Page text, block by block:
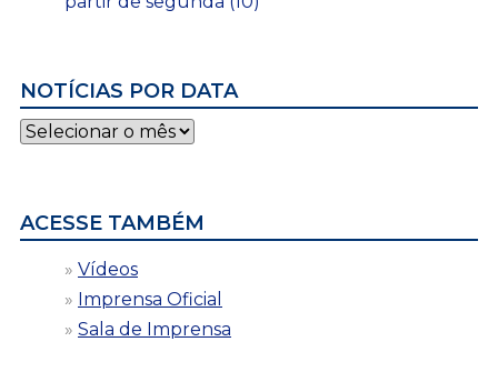
NOTÍCIAS POR DATA
Notícias
por
ACESSE TAMBÉM
Vídeos
Imprensa Oficial
Sala de Imprensa